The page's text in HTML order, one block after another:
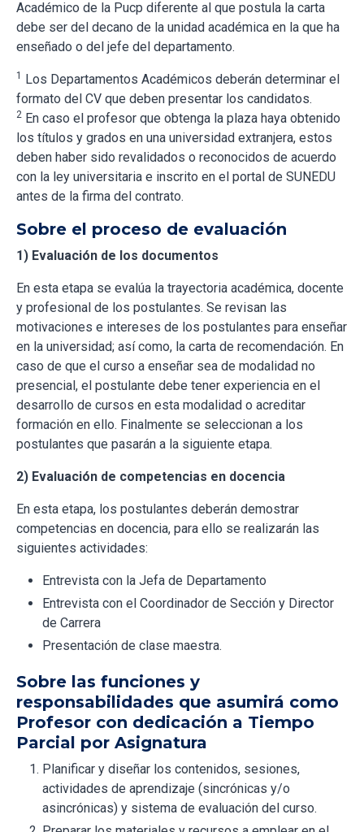
Académico de la Pucp diferente al que postula la carta
debe ser del decano de la unidad académica en la que ha
enseñado o del jefe del departamento.
1
Los Departamentos Académicos deberán determinar el
formato del CV que deben presentar los candidatos.
2 En caso el profesor que obtenga la plaza haya obtenido
los títulos y grados en una universidad extranjera, estos
deben haber sido revalidados o reconocidos de acuerdo
con la ley universitaria e inscrito en el portal de SUNEDU
antes de la firma del contrato.
Sobre el proceso de evaluación
1) Evaluación de los documentos
En esta etapa se evalúa la trayectoria académica, docente
y profesional de los postulantes. Se revisan las
motivaciones e intereses de los postulantes para enseñar
en la universidad; así como, la carta de recomendación. En
caso de que el curso a enseñar sea de modalidad no
presencial, el postulante debe tener experiencia en el
desarrollo de cursos en esta modalidad o acreditar
formación en ello. Finalmente se seleccionan a los
postulantes que pasarán a la siguiente etapa.
2) Evaluación de competencias en docencia
En esta etapa, los postulantes deberán demostrar
competencias en docencia, para ello se realizarán las
siguientes actividades:
Entrevista con la Jefa de Departamento
Entrevista con el Coordinador de Sección y Director
de Carrera
Presentación de clase maestra.
Sobre las funciones y
responsabilidades que asumirá como
Profesor con dedicación a Tiempo
Parcial por Asignatura
Planificar y diseñar los contenidos, sesiones,
actividades de aprendizaje (sincrónicas y/o
asincrónicas) y sistema de evaluación del curso.